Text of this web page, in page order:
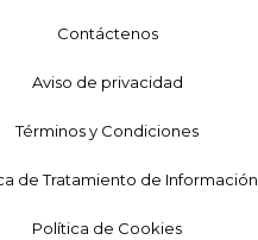
Contáctenos
Aviso de privacidad
Términos y Condiciones
de Tratamiento de Información
Política de Cookies